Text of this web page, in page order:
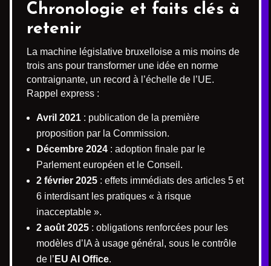
Chronologie et faits clés à
retenir
La machine législative bruxelloise a mis moins de
trois ans pour transformer une idée en norme
contraignante, un record à l’échelle de l’UE.
Rappel express :
Avril 2021 : publication de la première
proposition par la Commission.
Décembre 2024 : adoption finale par le
Parlement européen et le Conseil.
2 février 2025 : effets immédiats des articles 5 et
6 interdisant les pratiques « à risque
inacceptable ».
2 août 2025 : obligations renforcées pour les
modèles d’IA à usage général, sous le contrôle
de l’ EU AI Office.